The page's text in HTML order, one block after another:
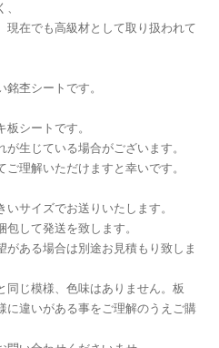
現在でも高級材として取り扱われて
杢シートです。
シートです。
生じている場合がございます。
理解いただけますと幸いです。
いサイズでお送りいたします。
包して発送を致します。
がある場合は別途お見積もり致しま
同じ模様、色味はありません。板
に違いがある事をご理解のうえご購